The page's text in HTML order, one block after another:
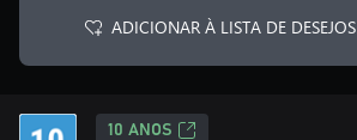
ADICIONAR À LISTA DE DESEJOS
10 ANOS